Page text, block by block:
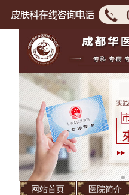
网站首页 医院简介